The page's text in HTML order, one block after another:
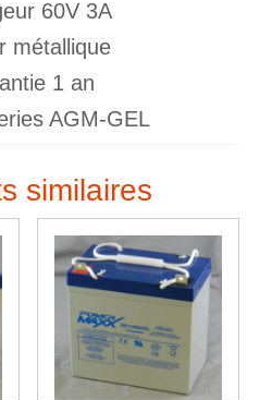
60V 3A
métallique
1 an
AGM-GEL
similaires